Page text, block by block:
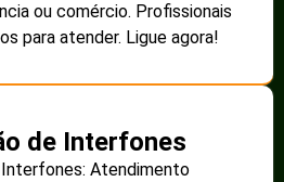
ou comércio. Profissionais
para atender. Ligue agora!
de Interfones
Interfones: Atendimento